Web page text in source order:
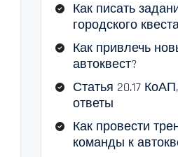
Как писать
городского
Как привлечь
автоквест?
Статья 20.17
ответы
Как провести
команды к